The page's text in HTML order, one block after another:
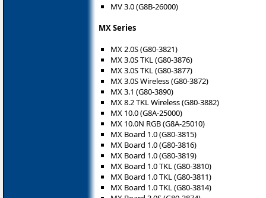
MV 3.0 (G8B-26000)
MX Series
MX 2.0S (G80-3821)
MX 3.0S TKL (G80-3876)
MX 3.0S TKL (G80-3877)
MX 3.0S Wireless (G80-3872)
MX 3.1 (G80-3890)
MX 8.2 TKL Wireless (G80-3882)
MX 10.0 (G8A-25000)
MX 10.0N RGB (G8A-25010)
MX Board 1.0 (G80-3815)
MX Board 1.0 (G80-3816)
MX Board 1.0 (G80-3819)
MX Board 1.0 TKL (G80-3810)
MX Board 1.0 TKL (G80-3811)
MX Board 1.0 TKL (G80-3814)